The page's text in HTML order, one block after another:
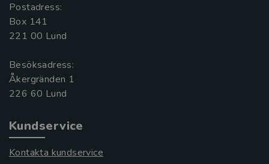
Postadress:
Box 141
221 00 Lund
Besöksadress:
Åkergränden 1
Kundservice
Kontakta kundservice